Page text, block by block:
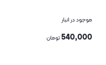
موجود در انبار
540,000تومان